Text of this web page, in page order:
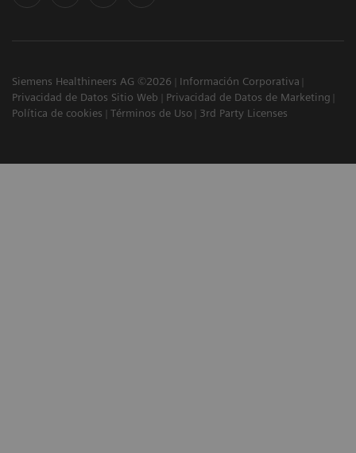
Siemens Healthineers AG ©2026
Información Corporativa
Privacidad de Datos Sitio Web
Privacidad de Datos de Marketing
Política de cookies
Términos de Uso 3rd Party Licenses